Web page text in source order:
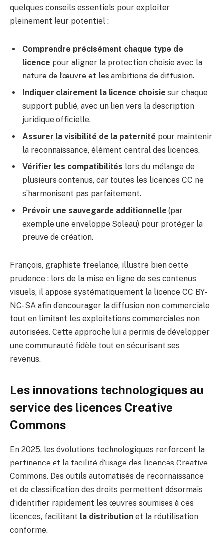
quelques conseils essentiels pour exploiter
pleinement leur potentiel :
Comprendre précisément chaque type de
licence pour aligner la protection choisie avec la
nature de l’œuvre et les ambitions de diffusion.
Indiquer clairement la licence choisie sur chaque
support publié, avec un lien vers la description
juridique officielle.
Assurer la visibilité de la paternité pour maintenir
la reconnaissance, élément central des licences.
Vérifier les compatibilités lors du mélange de
plusieurs contenus, car toutes les licences CC ne
s’harmonisent pas parfaitement.
Prévoir une sauvegarde additionnelle (par
exemple une enveloppe Soleau) pour protéger la
preuve de création.
François, graphiste freelance, illustre bien cette
prudence : lors de la mise en ligne de ses contenus
visuels, il appose systématiquement la licence CC BY-
NC-SA afin d’encourager la diffusion non commerciale
tout en limitant les exploitations commerciales non
autorisées. Cette approche lui a permis de développer
une communauté fidèle tout en sécurisant ses
revenus.
Les innovations technologiques au
service des licences Creative
Commons
En 2025, les évolutions technologiques renforcent la
pertinence et la facilité d’usage des licences Creative
Commons. Des outils automatisés de reconnaissance
et de classification des droits permettent désormais
d’identifier rapidement les œuvres soumises à ces
licences, facilitant la distribution et la réutilisation
conforme.